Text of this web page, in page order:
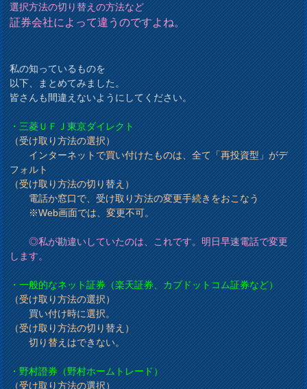
選択方法の切り替えの方法など
証券会社によって違うのですよね。
私の知っているものを
以下、まとめてみました。
皆さんも間違えないようにしてください。
・三菱ＵＦＪ東京ダイレクト
（受け取り方法の選択）
インターネットで買い付けたものは、全て「再投資型」がデ
フォルト
（受け取り方法の切り替え）
電話か窓口で、受け取り方法の変更手続きをおこなう
※Web画面では、変更不可。
◎私が勘違いしていたのは、これです。明日早速電話で変更
します。
・一般的なネット証券（楽天証券、カブドットコム証券など）
（受け取り方法の選択）
買い付け時に選択。
（受け取り方法の切り替え）
切り替えはできない。
・野村證券（野村ホームトレード）
（受け取り方法の選択）